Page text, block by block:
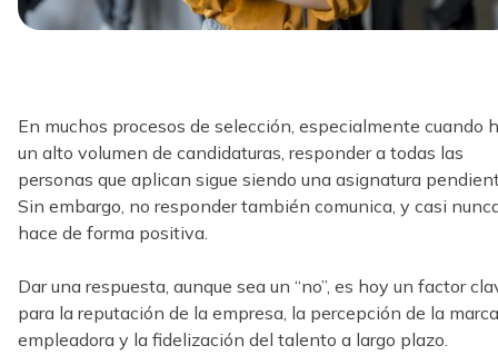
En muchos procesos de selección, especialmente cuando
un alto volumen de candidaturas, responder a todas las
personas que aplican sigue siendo una asignatura
Sin embargo, no responder también comunica, y casi
hace de forma positiva.
Dar una respuesta, aunque sea un “no”, es hoy un factor
para la reputación de la empresa, la percepción de la marca
empleadora y la fidelización del talento a largo plazo.